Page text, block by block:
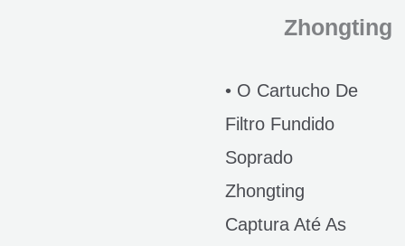
Zhongting
• O Cartucho De
Filtro Fundido
Soprado
Zhongting
Captura Até As